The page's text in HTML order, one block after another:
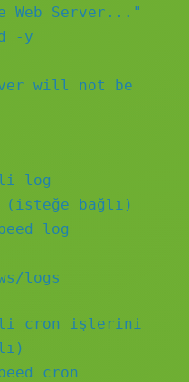
Web Server..."
-y
will not be
log
(isteğe bağlı)
log
logs
cron işlerini
cron